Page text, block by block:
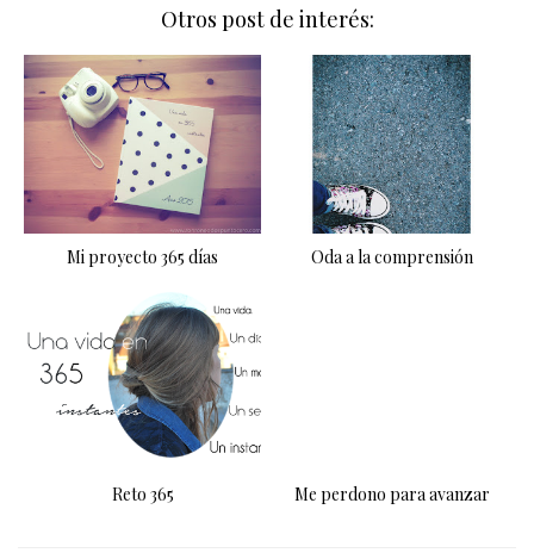
Otros post de interés:
Mi proyecto 365 días Oda a la comprensión
Reto 365 Me perdono para avanzar